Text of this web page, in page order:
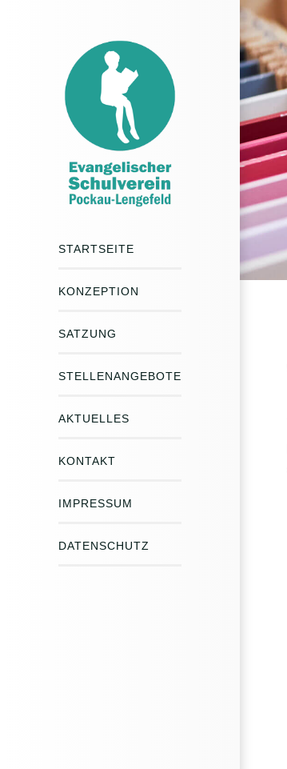
STARTSEITE
KONZEPTION
SATZUNG
STELLENANGEBOTE
AKTUELLES
KONTAKT
IMPRESSUM
DATENSCHUTZ